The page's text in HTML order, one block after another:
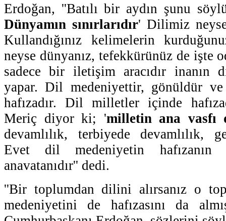
Erdoğan, ''Batılı bir aydın şunu
Dünyamın sınırlarıdır' Dilimiz
Kullandığınız kelimelerin
neyse dünyanız, tefekkürünüz de işte
sadece bir iletişim aracıdır inanın
yapar. Dil medeniyettir, gönüldür
hafızadır. Dil milletler içinde
Meriç diyor ki; 'milletin ana vasfı
devamlılık, terbiyede devamlılık,
Evet dil medeniyetin hafızanın
anavatanıdır'' dedi.
''Bir toplumdan dilini alırsanız o
medeniyetini de hafızasını da